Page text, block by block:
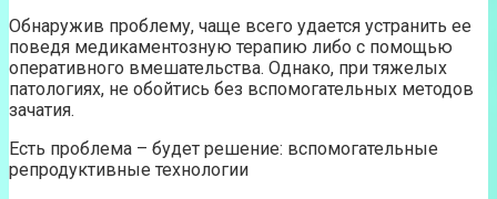
Обнаружив проблему, чаще всего удается устранить ее
поведя медикаментозную терапию либо с помощью
оперативного вмешательства. Однако, при тяжелых
патологиях, не обойтись без вспомогательных методов
зачатия.
Есть проблема – будет решение: вспомогательные
репродуктивные технологии